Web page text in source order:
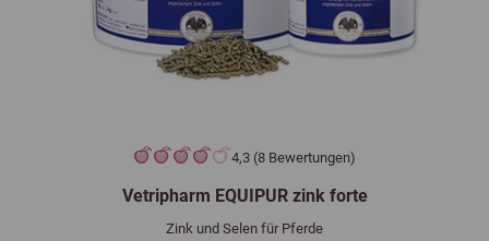
4,3 (8 Bewertungen)
Vetripharm EQUIPUR zink forte
Zink und Selen für Pferde